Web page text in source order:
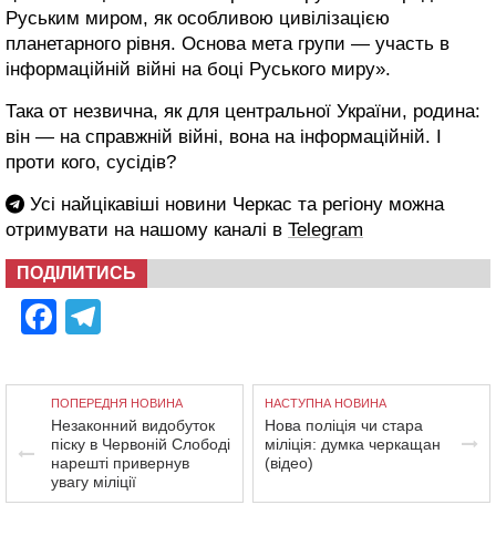
Руським миром, як особливою цивілізацією
планетарного рівня. Основа мета групи — участь в
інформаційній війні на боці Руського миру».
Така от незвична, як для центральної України, родина:
він — на справжній війні, вона на інформаційній. І
проти кого, сусідів?
Усі найцікавіші новини Черкас та регіону можна
отримувати на нашому каналі в Telegram
ПОДІЛИТИСЬ
Facebook
ПОПЕРЕДНЯ НОВИНА
Незаконний видобуток
піску в Червоній Слободі
нарешті привернув
увагу міліції
НАСТУПНА НОВИНА
Нова поліція чи стара
міліція: думка черкащан
(відео)